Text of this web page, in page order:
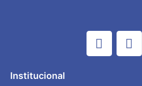
Institucional